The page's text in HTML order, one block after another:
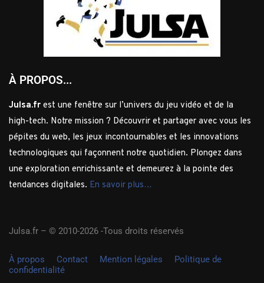
À PROPOS...
Julsa.fr est une fenêtre sur l’univers du jeu vidéo et de la
high-tech. Notre mission ? Découvrir et partager avec vous les
pépites du web, les jeux incontournables et les innovations
technologiques qui façonnent notre quotidien. Plongez dans
une exploration enrichissante et demeurez à la pointe des
tendances digitales. En savoir plus…
Julsa.fr – © 2010-2026 -Tous droits réservés
À propos Contact Mention légales
Politique de
confidentialité